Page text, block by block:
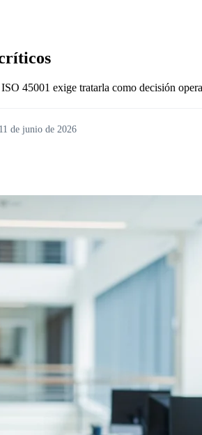
45001 exige tratarla como decisión
11 de junio de 2026